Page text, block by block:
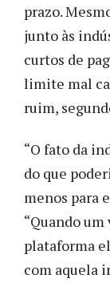
prazo.
junto às
curtos de
limite mal
ruim,
“O fato da
do que
menos para
“Quando um
plataforma
com aquela